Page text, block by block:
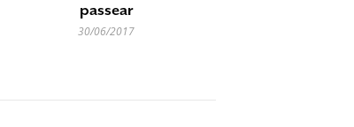
passear
30/06/2017